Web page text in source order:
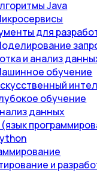
Java
для
и анализ
обучение
обучение
данных
(язык
и